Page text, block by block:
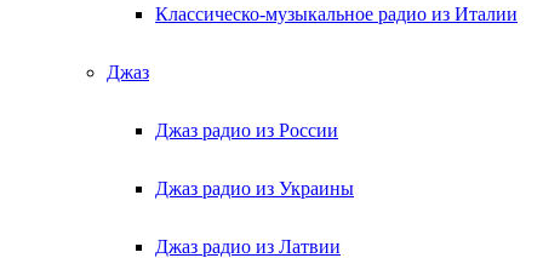
Классическо-музыкальное радио из Италии
Джаз
Джаз радио из России
Джаз радио из Украины
Джаз радио из Латвии